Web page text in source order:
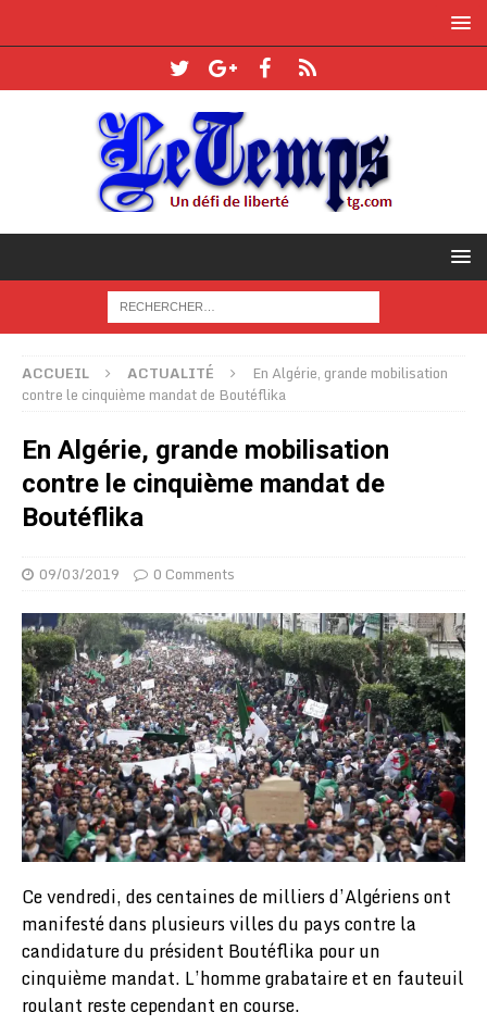
ACCUEIL ACTUALITÉ
En Algérie, grande mobilisation
contre le cinquième mandat de Boutéflika
En Algérie, grande mobilisation
contre le cinquième mandat de
Boutéflika
09/03/2019 0 Comments
Ce vendredi, des centaines de milliers d’Algériens ont
manifesté dans plusieurs villes du pays contre la
candidature du président Boutéflika pour un
cinquième mandat. L’homme grabataire et en fauteuil
roulant reste cependant en course.